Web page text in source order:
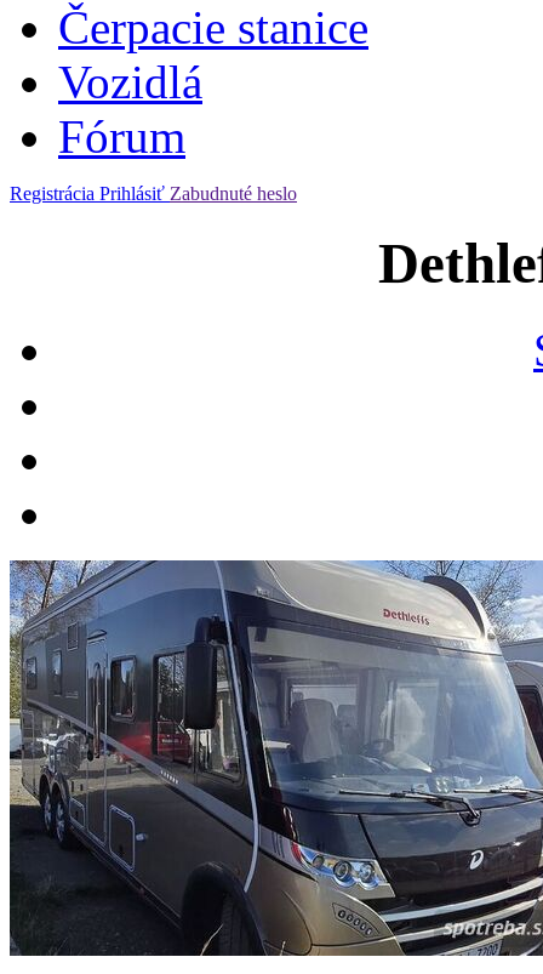
Čerpacie stanice
Vozidlá
Fórum
Registrácia Prihlásiť Zabudnuté heslo